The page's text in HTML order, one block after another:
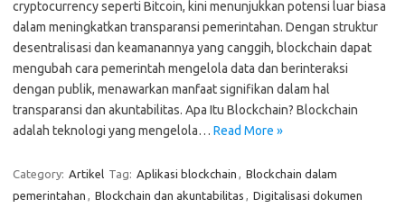
cryptocurrency seperti Bitcoin, kini menunjukkan potensi luar biasa
dalam meningkatkan transparansi pemerintahan. Dengan struktur
desentralisasi dan keamanannya yang canggih, blockchain dapat
mengubah cara pemerintah mengelola data dan berinteraksi
dengan publik, menawarkan manfaat signifikan dalam hal
transparansi dan akuntabilitas. Apa Itu Blockchain? Blockchain
adalah teknologi yang mengelola… Read More »
Category: Artikel Tag: Aplikasi blockchain , Blockchain dalam
pemerintahan , Blockchain dan akuntabilitas , Digitalisasi dokumen